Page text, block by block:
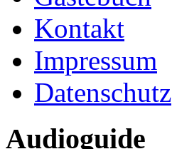
Kontakt
Impressum
Datenschutz
Audioguide